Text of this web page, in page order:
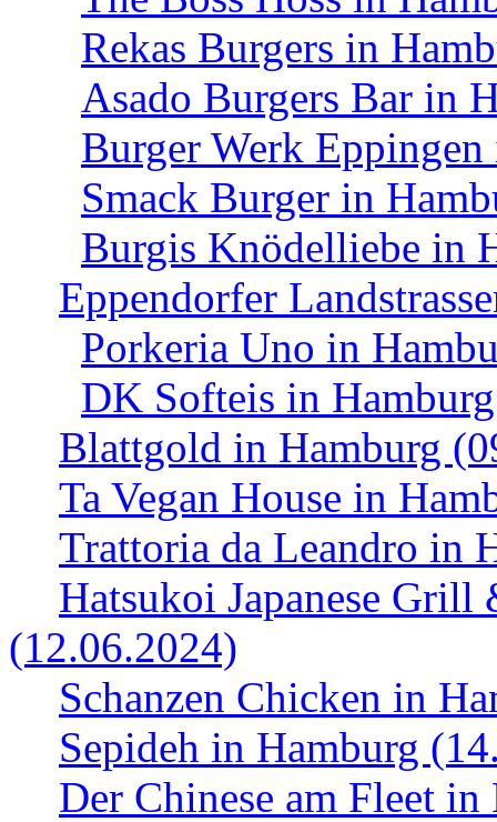
Rekas Burgers in
Asado Burgers Bar in
Burger Werk
Smack Burger in
Burgis Knödelliebe in
Eppendorfer
Porkeria Uno in
DK Softeis in
Blattgold in Hamburg
Ta Vegan House in
Trattoria da Leandro in
Hatsukoi Japanese
(12.06.2024)
Schanzen Chicken in
Sepideh in Hamburg
Der Chinese am Fleet